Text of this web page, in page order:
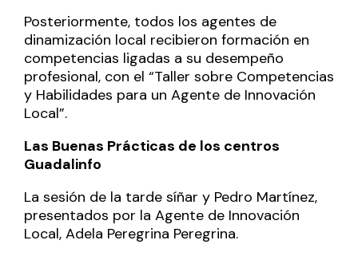
Posteriormente, todos los agentes de
dinamización local recibieron formación en
competencias ligadas a su desempeño
profesional, con el “Taller sobre Competencias
y Habilidades para un Agente de Innovación
Local”.
Las Buenas Prácticas de los centros
Guadalinfo
La sesión de la tarde síñar y Pedro Martínez,
presentados por la Agente de Innovación
Local, Adela Peregrina Peregrina.